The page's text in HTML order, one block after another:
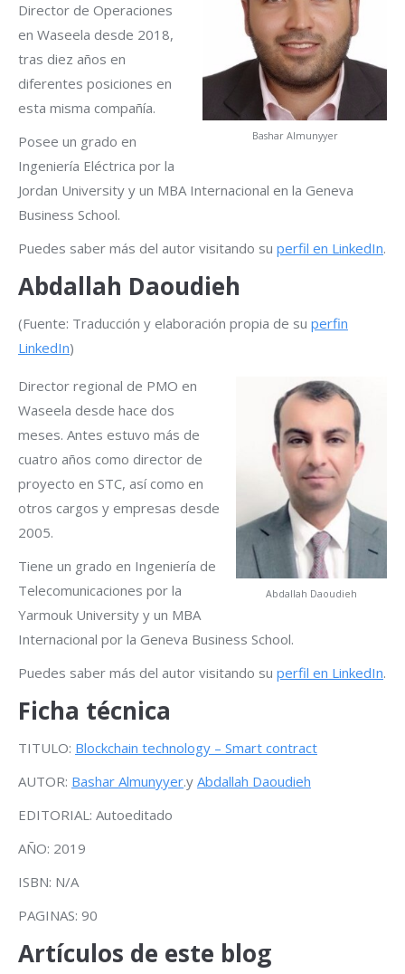
Bashar Almunyyer
Director de Operaciones
en Waseela desde 2018,
tras diez años en
diferentes posiciones en
esta misma compañía.
Posee un grado en
Ingeniería Eléctrica por la
Jordan University y un MBA Internacional en la Geneva
Business School.
Puedes saber más del autor visitando su perfil en LinkedIn.
Abdallah Daoudieh
(Fuente: Traducción y elaboración propia de su perfin
LinkedIn)
Abdallah Daoudieh
Director regional de PMO en
Waseela desde hace dos
meses. Antes estuvo más de
cuatro años como director de
proyecto en STC, así como en
otros cargos y empresas desde
2005.
Tiene un grado en Ingeniería de
Telecomunicaciones por la
Yarmouk University y un MBA
Internacional por la Geneva Business School.
Puedes saber más del autor visitando su perfil en LinkedIn.
Ficha técnica
TITULO: Blockchain technology – Smart contract
AUTOR: Bashar Almunyyer.y Abdallah Daoudieh
EDITORIAL: Autoeditado
AÑO: 2019
ISBN: N/A
PAGINAS: 90
Artículos de este blog